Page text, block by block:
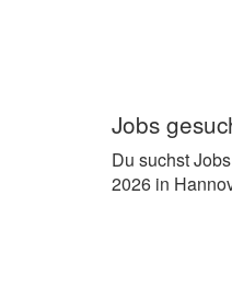
Jobs
Du suchst
2026 in